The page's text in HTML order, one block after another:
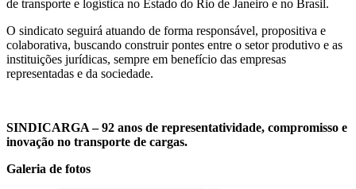
de transporte e logística no Estado do Rio de Janeiro e no Brasil.
O sindicato seguirá atuando de forma responsável, propositiva e
colaborativa, buscando construir pontes entre o setor produtivo e as
instituições jurídicas, sempre em benefício das empresas
representadas e da sociedade.
SINDICARGA – 92 anos de representatividade, compromisso e
inovação no transporte de cargas.
Galeria de fotos